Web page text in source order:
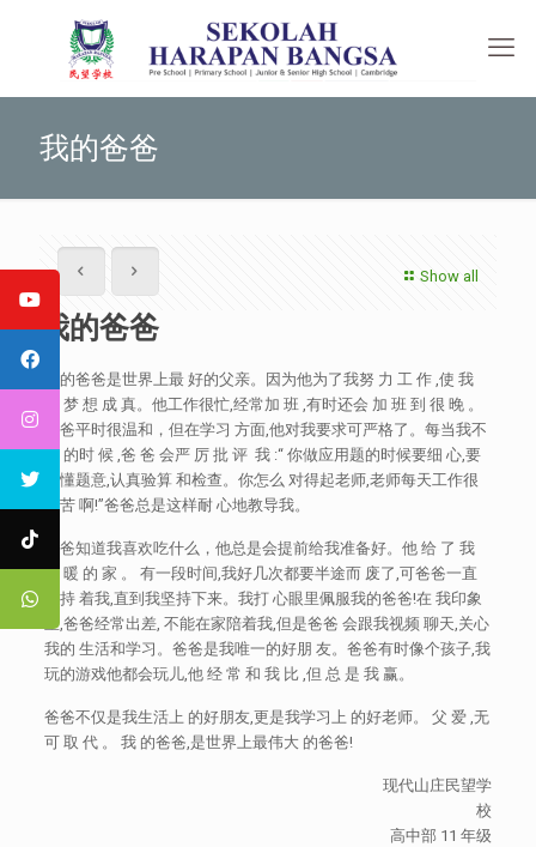
我的爸爸
Show all
我的爸爸
我的爸爸是世界上最 好的父亲。因为他为了我努 力 工 作 ,使 我
的 梦 想 成 真。他工作很忙,经常加 班 ,有时还会 加 班 到 很 晚 。
爸爸平时很温和，但在学习 方面,他对我要求可严格了。每当我不
会 的时 候 ,爸 爸 会严 厉 批 评 我 :“ 你做应用题的时候要细 心,要
读懂题意,认真验算 和检查。你怎么 对得起老师,老师每天工作很
辛苦 啊!”爸爸总是这样耐 心地教导我。
爸爸知道我喜欢吃什么，他总是会提前给我准备好。他 给 了 我
温 暖 的 家 。 有一段时间,我好几次都要半途而 废了,可爸爸一直
支持 着我,直到我坚持下来。我打 心眼里佩服我的爸爸!在 我印象
里,爸爸经常出差, 不能在家陪着我,但是爸爸 会跟我视频 聊天,关心
我的 生活和学习。爸爸是我唯一的好朋 友。爸爸有时像个孩子,我
玩的游戏他都会玩儿,他 经 常 和 我 比 ,但 总 是 我 赢。
爸爸不仅是我生活上 的好朋友,更是我学习上 的好老师。 父 爱 ,无
可 取 代 。 我 的爸爸,是世界上最伟大 的爸爸!
现代山庄民望学
校
高中部 11 年级